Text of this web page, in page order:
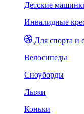
Детские
Инвалидные
Для спорта и
Велосипеды
Сноуборды
Лыжи
Коньки